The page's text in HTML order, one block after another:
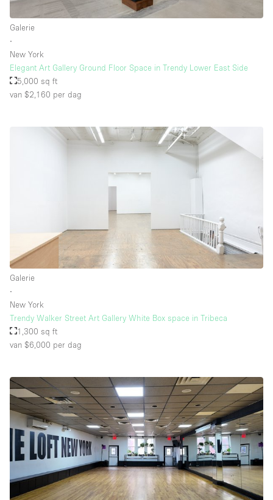
Galerie
∙
New York
Elegant Art Gallery Ground Floor Space in Trendy Lower East Side
5,000 sq ft
van $2,160 per dag
Galerie
∙
New York
Trendy Walker Street Art Gallery White Box space in Tribeca
1,300 sq ft
van $6,000 per dag